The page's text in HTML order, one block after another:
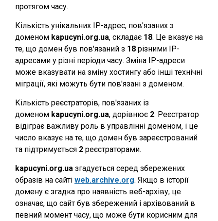
протягом часу.
Кількість унікальних IP-адрес, пов'язаних з
доменом kapucyni.org.ua, складає 18. Це вказує на
те, що домен був пов'язаний з 18 різними IP-
адресами у різні періоди часу. Зміна IP-адреси
може вказувати на зміну хостингу або інші технічні
міграції, які можуть бути пов'язані з доменом.
Кількість реєстраторів, пов'язаних із
доменом kapucyni.org.ua, дорівнює 2. Реєстратор
відіграє важливу роль в управлінні доменом, і це
число вказує на те, що домен був зареєстрований
та підтримується 2 реєстраторами.
kapucyni.org.ua згадується серед збережених
образів на сайті web.archive.org. Якщо в історії
домену є згадка про наявність веб-архіву, це
означає, що сайт був збережений і архівований в
певний момент часу, що може бути корисним для